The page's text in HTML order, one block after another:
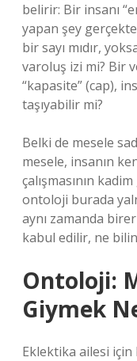
belirir: Bir insanı
yapan şey
bir sayı mıdır,
varoluş izi mi? Bir
“kapasite” (cap),
taşıyabilir mi?
Belki de mesele
mesele, insanın
çalışmasının
ontoloji burada
aynı zamanda
kabul edilir, ne
Ontoloji:
Giymek
Eklektika ailesi için